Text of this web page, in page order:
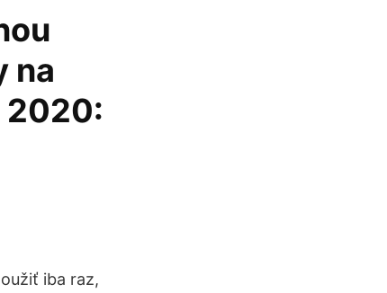
na
2020:
iba raz,